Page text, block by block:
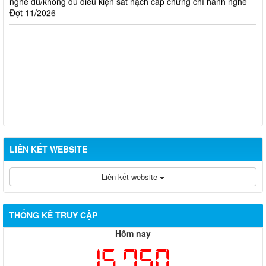
Đợt 11/2026
LIÊN KẾT WEBSITE
Liên kết website
THỐNG KÊ TRUY CẬP
Hôm nay